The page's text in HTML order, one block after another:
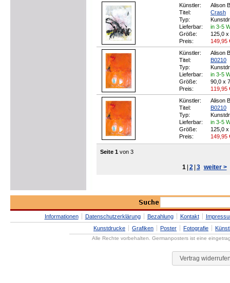
Künstler:
Alison
Titel:
Crash
Typ:
Lieferbar:
in 3-5
Größe:
125,0
Preis:
149,95
Künstler:
Alison
Titel:
B0210
Typ:
Lieferbar:
in 3-5
Größe:
90,0 x
Preis:
119,95
Künstler:
Alison
Titel:
B0210
Typ:
Lieferbar:
in 3-5
Größe:
125,0
Preis:
149,95
Seite 1 von 3
1 2 3 weiter >
Informationen Datenschutzerklärung Bezahlung Kontakt
Kunstdrucke
Grafiken Poster Fotografie
Alle Rechte vorbehalten. Germanposters ist eine
Vertrag